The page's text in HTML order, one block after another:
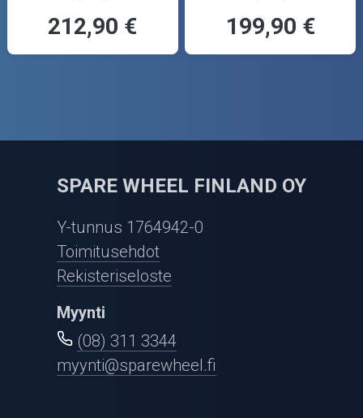
212,90 € 199,90 €
SPARE WHEEL FINLAND OY
Y-tunnus 1764942-0
Toimitusehdot
Rekisteriseloste
Myynti
(08) 311 3344
myynti@sparewheel.fi